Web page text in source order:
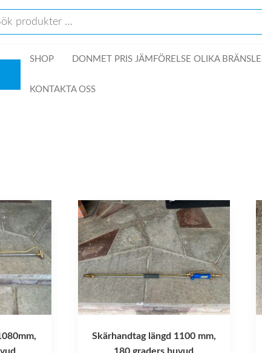
SHOP DONMET PRIS JÄMFÖRELSE OLIKA
KONTAKTA OSS
Skärhandtag längd 1100 mm,
180 graders huvud